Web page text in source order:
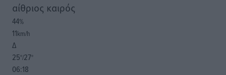
αίθριος καιρός
44%
11km/h
Δ
25°/27°
06:18